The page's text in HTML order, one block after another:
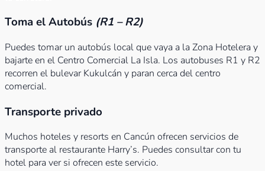
Toma el Autobús (R1 – R2)
Puedes tomar un autobús local que vaya a la Zona Hotelera y
bajarte en el Centro Comercial La Isla. Los autobuses R1 y R2
recorren el bulevar Kukulcán y paran cerca del centro
comercial.
Transporte privado
Muchos hoteles y resorts en Cancún ofrecen servicios de
transporte al restaurante Harry’s. Puedes consultar con tu
hotel para ver si ofrecen este servicio.